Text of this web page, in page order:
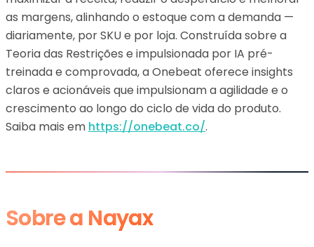
as margens, alinhando o estoque com a demanda —
diariamente, por SKU e por loja. Construída sobre a
Teoria das Restrições e impulsionada por IA pré-
treinada e comprovada, a Onebeat oferece insights
claros e acionáveis que impulsionam a agilidade e o
crescimento ao longo do ciclo de vida do produto.
Saiba mais em https://onebeat.co/.
Sobre a Nayax